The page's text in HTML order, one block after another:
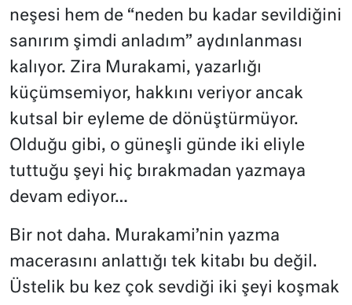
neşesi hem de “neden bu kadar sevildiğini
sanırım şimdi anladım” aydınlanması
kalıyor. Zira Murakami, yazarlığı
küçümsemiyor, hakkını veriyor ancak
kutsal bir eyleme de dönüştürmüyor.
Olduğu gibi, o güneşli günde iki eliyle
tuttuğu şeyi hiç bırakmadan yazmaya
devam ediyor…
Bir not daha. Murakami’nin yazma
macerasını anlattığı tek kitabı bu değil.
Üstelik bu kez çok sevdiği iki şeyi koşmak